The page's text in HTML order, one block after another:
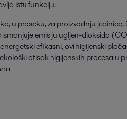
istu funkciju.
u proseku, za proizvodnju jedinice,
smanjuje emisiju ugljen-dioksida
efikasni, ovi higijenski
otisak higijenskih procesa u